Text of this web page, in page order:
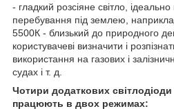
- гладкий розсіяне світло,
перебування під землею,
5500К - близький до природного
користувачеві визначити і
використання на газових і
судах і т. д.
Чотири додаткових світлодіоди
працюють в двох режимах: